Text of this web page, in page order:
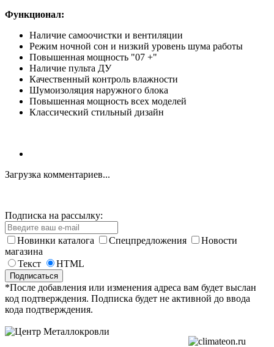
Функционал:
Наличие самоочистки и вентиляции
Режим ночной сон и низкий уровень шума работы
Повышенная мощность "07 +"
Наличие пульта ДУ
Качественный контроль влажности
Шумоизоляция наружного блока
Повышенная мощность всех моделей
Классический стильный дизайн
Загрузка комментариев...
Подписка на рассылку:
Новинки каталога Спецпредложения
Новости
магазина
Текст
HTML
*После добавления или изменения адреса вам будет выслан
код подтверждения. Подписка будет не активной до ввода
кода подтверждения.